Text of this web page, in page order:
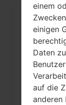
einem
einigen
Daten
auf die
anderen